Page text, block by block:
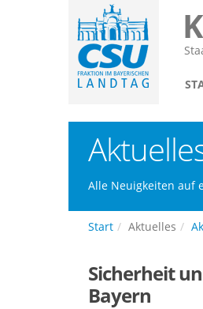
Alle Neuigkeiten auf
Start Aktuelles
Sicherheit
Bayern